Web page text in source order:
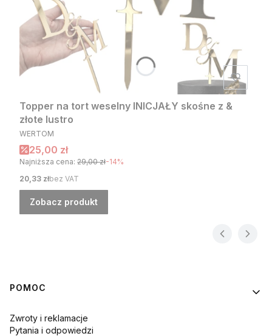
Topper na tort weselny INICJAŁY skośne z &
złote lustro
PRODUCENT
WERTOM
Cena promocyjna
25,00 zł
Najniższa cena: 29,00 zł-14%
Cena
20,33 złbez VAT
Zobacz produkt
Linki w stopce
POMOC
Zwroty i reklamacje
Pytania i odpowiedzi